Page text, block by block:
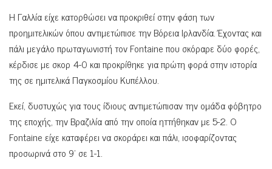
Η Γαλλία είχε κατορθώσει να προκριθεί στην φάση των
προημιτελικών όπου αντιμετώπισε την Βόρεια Ιρλανδία. Έχοντας και
πάλι μεγάλο πρωταγωνιστή τον Fontaine που σκόραρε δύο φορές,
κέρδισε με σκορ 4-0 και προκρίθηκε για πρώτη φορά στην ιστορία
της σε ημιτελικά Παγκοσμίου Κυπέλλου.
Εκεί, δυστυχώς για τους ίδιους αντιμετώπισαν την ομάδα φόβητρο
της εποχής, την Βραζιλία από την οποία ηττήθηκαν με 5-2. Ο
Fontaine είχε καταφέρει να σκοράρει και πάλι, ισοφαρίζοντας
προσωρινά στο 9’ σε 1-1.